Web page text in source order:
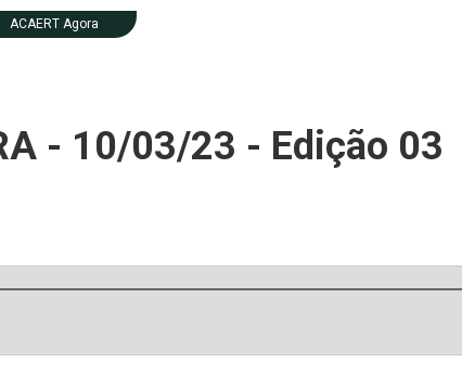
ACAERT Agora
- 10/03/23 - Edição 03